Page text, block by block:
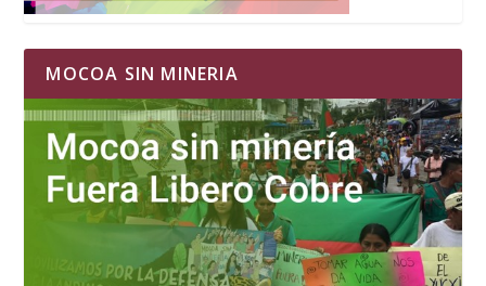
MOCOA SIN MINERIA